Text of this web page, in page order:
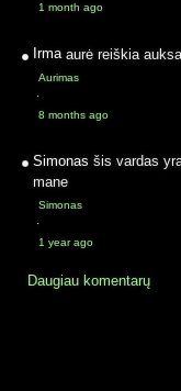
1 month ago
Irma aurė reiškia
Aurimas
·
8 months ago
Simonas šis vardas
mane
Simonas
·
1 year ago
Daugiau komentarų